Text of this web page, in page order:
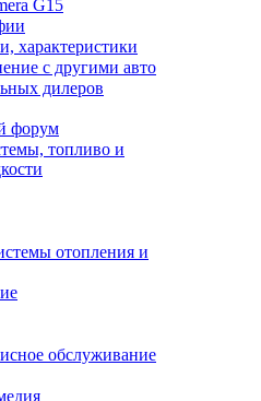
G15
характеристики
с другими авто
дилеров
форум
топливо и
отопления и
обслуживание